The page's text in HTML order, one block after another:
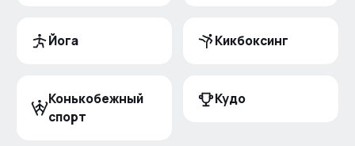
Йога Кикбоксинг
Конькобежный
спорт
Кудо